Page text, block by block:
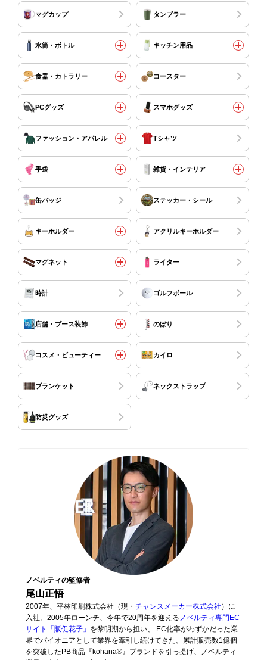
マグカップ タンブラー
水筒・ボトル キッチン用品
食器・カトラリー コースター
PCグッズ スマホグッズ
ファッション・アパレル Tシャツ
手袋 雑貨・インテリア
缶バッジ ステッカー・シール
キーホルダー アクリルキーホルダー
マグネット ライター
時計 ゴルフボール
店舗・ブース装飾 のぼり
コスメ・ビューティー カイロ
ブランケット ネックストラップ
防災グッズ
ノベルティの監修者
尾山正悟
2007年、平林印刷株式会社（現・ チャンスメーカー株式会社 ）に
入社。2005年ローンチ、今年で20周年を迎える ノベルティ専門EC
サイト「販促花子」 を黎明期から担い、 EC化率がわずかだった業
界でパイオニアとして業界を牽引し続けてきた。累計販売数1億個
を突破したPB商品『kohana®』ブランドを引っ提げ、ノベルティ